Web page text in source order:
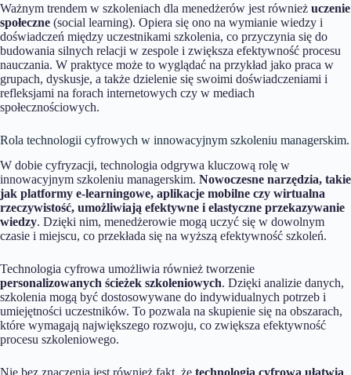
Ważnym trendem w szkoleniach dla menedżerów jest również uczenie
społeczne (social learning). Opiera się ono na wymianie wiedzy i
doświadczeń między uczestnikami szkolenia, co przyczynia się do
budowania silnych relacji w zespole i zwiększa efektywność procesu
nauczania. W praktyce może to wyglądać na przykład jako praca w
grupach, dyskusje, a także dzielenie się swoimi doświadczeniami i
refleksjami na forach internetowych czy w mediach
społecznościowych.
Rola technologii cyfrowych w innowacyjnym szkoleniu managerskim.
W dobie cyfryzacji, technologia odgrywa kluczową rolę w
innowacyjnym szkoleniu managerskim. Nowoczesne narzędzia, takie
jak platformy e-learningowe, aplikacje mobilne czy wirtualna
rzeczywistość, umożliwiają efektywne i elastyczne przekazywanie
wiedzy. Dzięki nim, menedżerowie mogą uczyć się w dowolnym
czasie i miejscu, co przekłada się na wyższą efektywność szkoleń.
Technologia cyfrowa umożliwia również tworzenie
personalizowanych ścieżek szkoleniowych. Dzięki analizie danych,
szkolenia mogą być dostosowywane do indywidualnych potrzeb i
umiejętności uczestników. To pozwala na skupienie się na obszarach,
które wymagają największego rozwoju, co zwiększa efektywność
procesu szkoleniowego.